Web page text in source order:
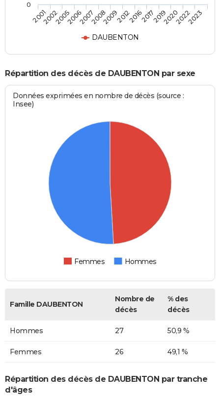
DAUBENTON
20012002200520062007200820092012201620172019202020222023
0
Répartition des décès de DAUBENTON par sexe
Données exprimées en nombre de décès (source :
Insee)
Femmes Hommes
Famille DAUBENTON
Nombre de
décès
% des
décès
Hommes 27 50,9 %
Femmes 26 49,1 %
Répartition des décès de DAUBENTON par tranche
d'âges